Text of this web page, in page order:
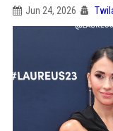
Jun 24, 2026